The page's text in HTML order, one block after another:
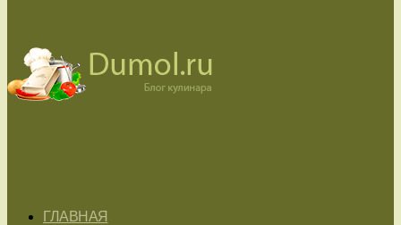
ГЛАВНАЯ